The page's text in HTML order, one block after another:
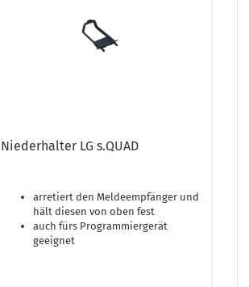
Niederhalter LG s.QUAD
arretiert den Meldeempfänger und
hält diesen von oben fest
auch fürs Programmiergerät
geeignet